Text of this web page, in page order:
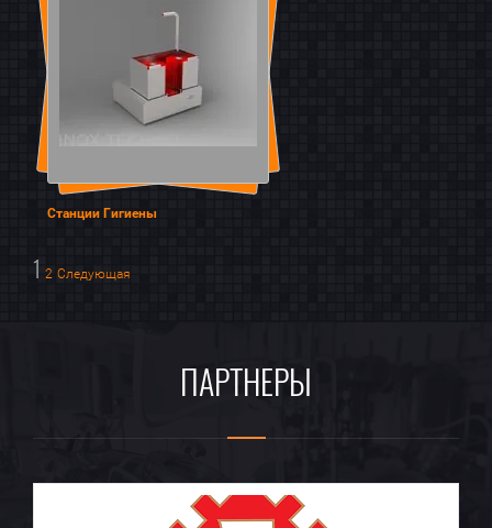
Станции Гигиены
2 Следующая
ПАРТНЕРЫ